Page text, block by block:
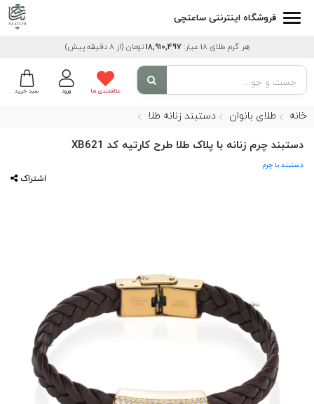
فروشگاه اینترنتی ساعتچی
هر گرم طلای 18 عیار: 18,910,497تومان (از 8 دقیقه پیش)
سبد خرید ورود علاقمندی ها
خانه طلای بانوان دستبند زنانه طلا
دستبند چرم زنانه با پلاک طلا طرح کارتیه کد XB621
دستبند با چرم
اشتراک